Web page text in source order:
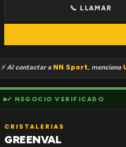
📞 LLAMAR
⚡ Al contactar a NN Sport, menciona
✔ NEGOCIO VERIFICADO
CRISTALERIAS
GREENVAL